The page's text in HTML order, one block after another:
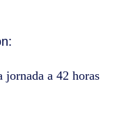
a 42 horas